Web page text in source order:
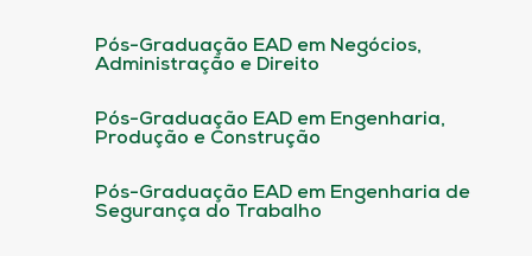
Pós-Graduação EAD em Negócios,
Administração e Direito
Pós-Graduação EAD em Engenharia,
Produção e Construção
Pós-Graduação EAD em Engenharia de
Segurança do Trabalho